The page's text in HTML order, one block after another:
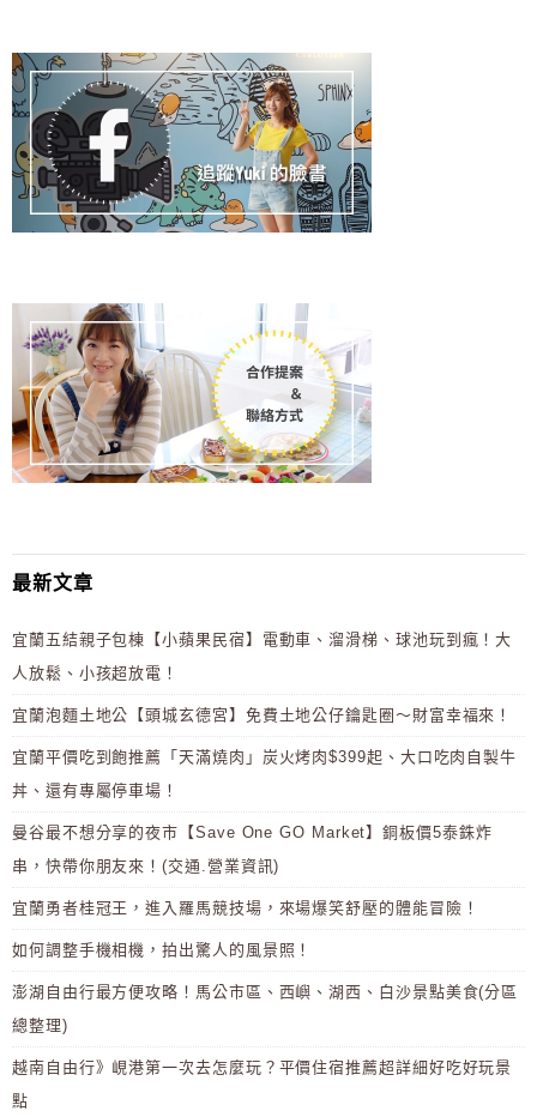
最新文章
宜蘭五結親子包棟【小蘋果民宿】電動車、溜滑梯、球池玩到瘋！大
人放鬆、小孩超放電！
宜蘭泡麵土地公【頭城玄德宮】免費土地公仔鑰匙圈～財富幸福來！
宜蘭平價吃到飽推薦「天滿燒肉」炭火烤肉$399起、大口吃肉自製牛
丼、還有專屬停車場！
曼谷最不想分享的夜市【Save One GO Market】銅板價5泰銖炸
串，快帶你朋友來！(交通.營業資訊)
宜蘭勇者桂冠王，進入羅馬競技場，來場爆笑舒壓的體能冒險！
如何調整手機相機，拍出驚人的風景照！
澎湖自由行最方便攻略！馬公市區、西嶼、湖西、白沙景點美食(分區
總整理)
越南自由行》峴港第一次去怎麼玩？平價住宿推薦超詳細好吃好玩景
點